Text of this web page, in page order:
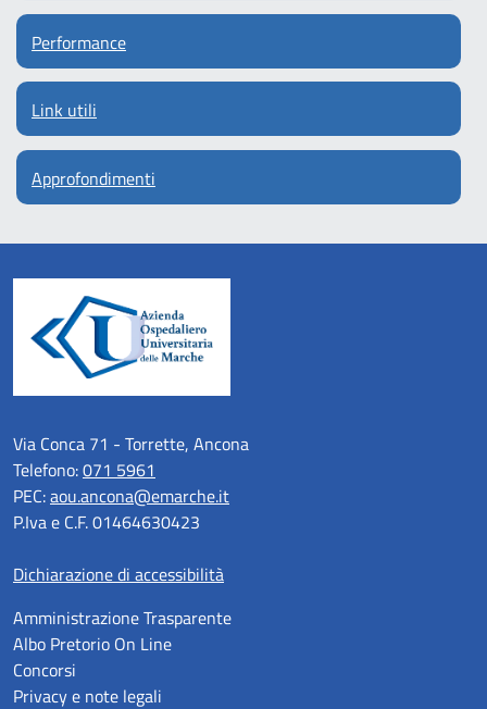
Performance
Link utili
Approfondimenti
Via Conca 71 - Torrette, Ancona
Telefono:071 5961
PEC:aou.ancona@emarche.it
P.Iva e C.F. 01464630423
Dichiarazione di accessibilità
Amministrazione Trasparente
Albo Pretorio On Line
Concorsi
Privacy e note legali